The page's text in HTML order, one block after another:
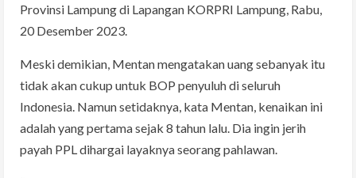
Provinsi Lampung di Lapangan KORPRI Lampung, Rabu,
20 Desember 2023.
Meski demikian, Mentan mengatakan uang sebanyak itu
tidak akan cukup untuk BOP penyuluh di seluruh
Indonesia. Namun setidaknya, kata Mentan, kenaikan ini
adalah yang pertama sejak 8 tahun lalu. Dia ingin jerih
payah PPL dihargai layaknya seorang pahlawan.